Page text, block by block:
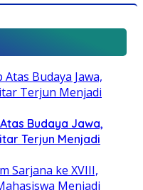
Budaya Jawa,
Terjun Menjadi